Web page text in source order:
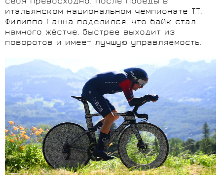
итальянском национальном чемпионате TT,
Филиппо Ганна поделился, что байк стал
намного жёстче, быстрее выходит из
поворотов и имеет лучшую управляемость.